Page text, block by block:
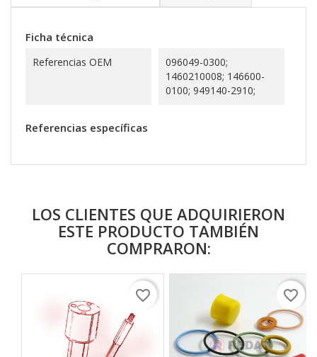
Ficha técnica
Referencias OEM
096049-0300;
1460210008; 146600-
0100; 949140-2910;
Referencias específicas
LOS CLIENTES QUE ADQUIRIERON
ESTE PRODUCTO TAMBIÉN
COMPRARON:
favorite_border favorite_border